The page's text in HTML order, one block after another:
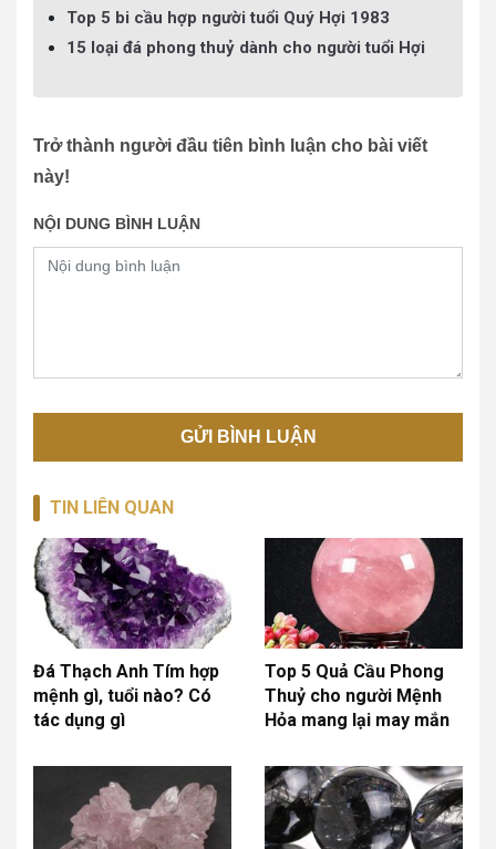
Top 5 bi cầu hợp người tuổi Quý Hợi 1983
15 loại đá phong thuỷ dành cho người tuổi Hợi
Trở thành người đầu tiên bình luận cho bài viết
này!
NỘI DUNG BÌNH LUẬN
TIN LIÊN QUAN
Đá Thạch Anh Tím hợp
mệnh gì, tuổi nào? Có
tác dụng gì
Top 5 Quả Cầu Phong
Thuỷ cho người Mệnh
Hỏa mang lại may mắn